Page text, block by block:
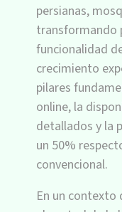
persianas,
transformando
funcionalidad
crecimiento
pilares
online, la
detallados y la
un 50%
convencional.
En un contexto